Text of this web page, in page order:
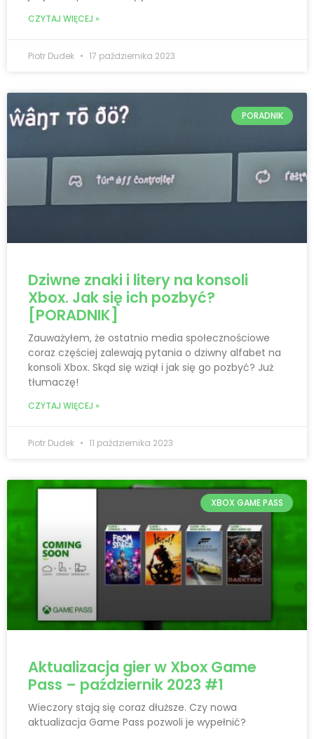
CZYTAJ WIĘCEJ »
Piotr Dudek 17 października 2023
PORADNIK
Dziwne znaki i litery na konsoli
Xbox. Jak się ich pozbyć?
[PORADNIK]
Zauważyłem, że ostatnio media społecznościowe
coraz częściej zalewają pytania o dziwny alfabet na
konsoli Xbox. Skąd się wziął i jak się go pozbyć? Już
tłumaczę!
CZYTAJ WIĘCEJ »
Piotr Dudek 11 października 2023
XBOX GAME PASS
Aktualizacja gier w Xbox Game
Pass – październik 2023 #1
Wieczory stają się coraz dłuższe. Czy nowa
aktualizacja Game Pass pozwoli je wypełnić?